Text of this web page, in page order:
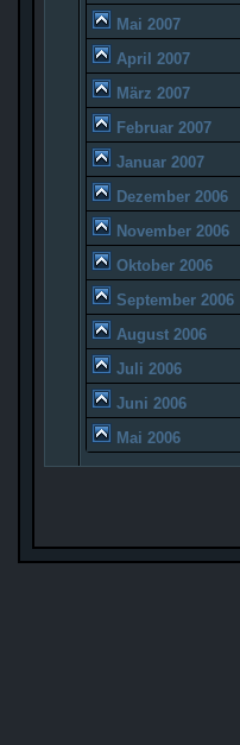
Mai 2007
April 2007
März 2007
Februar 2007
Januar 2007
Dezember 2006
November 2006
Oktober 2006
September 2006
August 2006
Juli 2006
Juni 2006
Mai 2006